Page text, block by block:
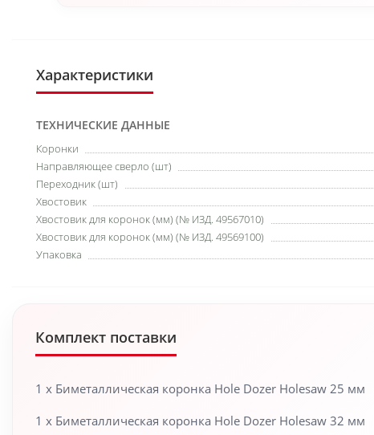
Характеристики
ТЕХНИЧЕСКИЕ ДАННЫЕ
Коронки
Направляющее сверло (шт)
Переходник (шт)
Хвостовик
Хвостовик для коронок (мм) (№ ИЗД. 49567010)
Хвостовик для коронок (мм) (№ ИЗД. 49569100)
Упаковка
Комплект поставки
1 х Биметаллическая коронка Hole Dozer Holesaw 25 мм
1 х Биметаллическая коронка Hole Dozer Holesaw 32 мм